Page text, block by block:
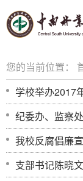
您的当前位置：
学校举办2017年
纪委办、监察
我校反腐倡廉
支部书记陈晓